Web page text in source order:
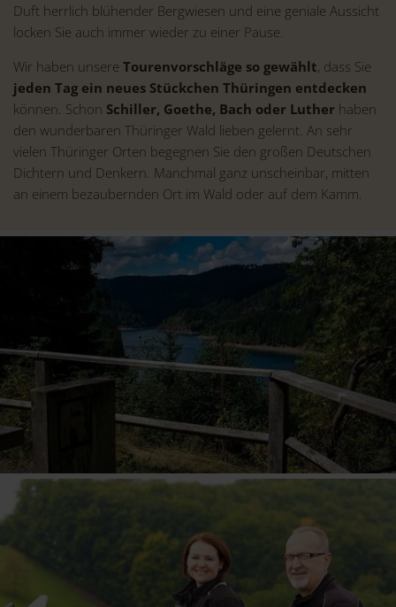
Duft herrlich blühender Bergwiesen und eine geniale Aussicht
locken Sie auch immer wieder zu einer Pause.
Wir haben unsere Tourenvorschläge so gewählt, dass Sie
jeden Tag ein neues Stückchen Thüringen entdecken
können. Schon Schiller, Goethe, Bach oder Luther haben
den wunderbaren Thüringer Wald lieben gelernt. An sehr
vielen Thüringer Orten begegnen Sie den großen Deutschen
Dichtern und Denkern. Manchmal ganz unscheinbar, mitten
an einem bezaubernden Ort im Wald oder auf dem Kamm.